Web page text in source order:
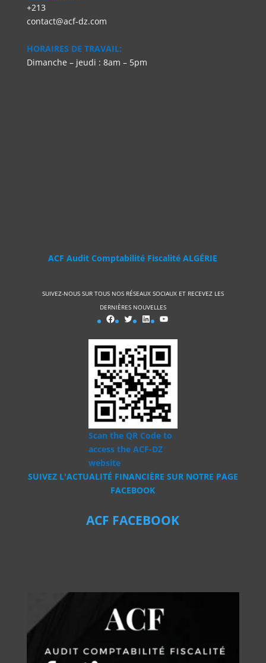
+213
contact@acf-dz.com
HORAIRES DE TRAVAIL:
Dimanche – jeudi : 8am – 5pm
ACF Audit Comptabilité Fiscalité ALGÉRIE
SUIVEZ-NOUS SUR TOUS NOS RÉSEAUX SOCIAUX ET RECEVEZ LES
DERNIÈRES NOUVELLES
ACF FACEBOOK Twitter LinkedIn YouTube
Scan the QR Code to
access the ACF-DZ
website
SUIVEZ L'ACTUALITÉ FINANCIÈRE SUR NOTRE PAGE
FACEBOOK
ACF FACEBOOK